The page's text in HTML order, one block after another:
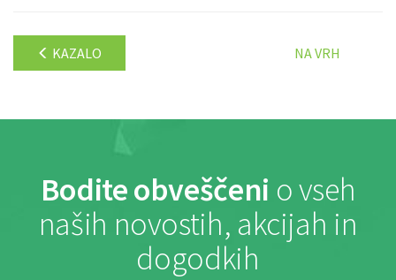
KAZALO NA VRH
Bodite obveščeni o vseh
naših novostih, akcijah in
dogodkih